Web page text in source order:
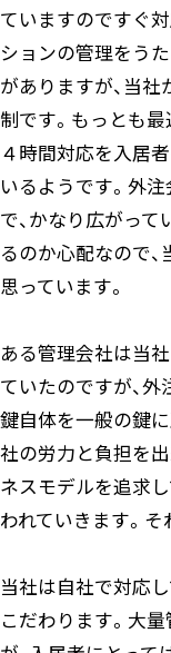
ていますのですぐ
ションの管理をう
がありますが、当
制です。もっとも
４時間対応を入居
いるようです。外
で、かなり広がっ
るのか心配なので
思っています。
ある管理会社は当
ていたのですが、外
鍵自体を一般の鍵
社の労力と負担を
ネスモデルを追求
われていきます。そ
当社は自社で対応
こだわります。大